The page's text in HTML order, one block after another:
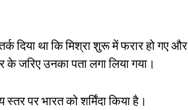
दिया था कि मिश्रा शुरू में फरार हो गए और
जरिए उनका पता लगा लिया गया।
पर भारत को शर्मिंदा किया है।